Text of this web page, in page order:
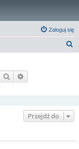
Zaloguj się
Szukaj
Przejdź do